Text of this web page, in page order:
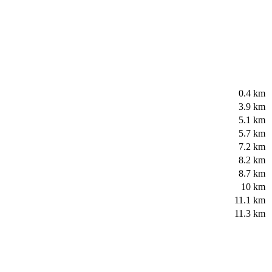
0.4 km
3.9 km
5.1 km
5.7 km
7.2 km
8.2 km
8.7 km
10 km
11.1 km
11.3 km